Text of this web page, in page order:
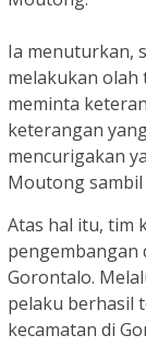
Ia menuturkan,
melakukan olah
meminta
keterangan
mencurigakan
Moutong sambil
Atas hal itu, tim
pengembangan
Gorontalo.
pelaku berhasil
kecamatan di